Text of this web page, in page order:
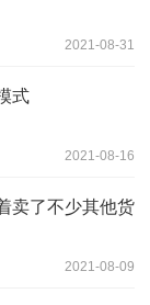
2021-08-31
式
2021-08-16
卖了不少其他货
2021-08-09